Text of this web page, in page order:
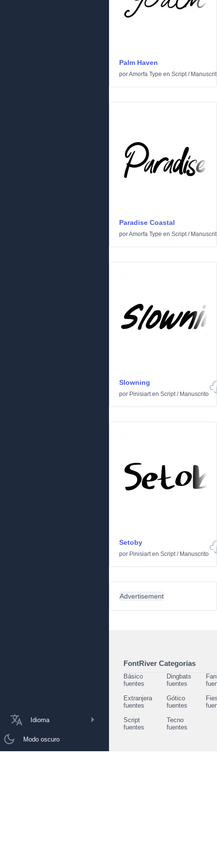
Idioma
Modo oscuro
Palm Haven
porAmorfa Type en Script/
Paradise Coastal
porAmorfa Type en Script/
Slowning
por Pinisiarten Script/ Manuscrito
Setoby
por Pinisiarten Script/ Manuscrito
Advertisement
FontRiver Categorias
Básico
fuentes
Dingbats
fuentes
Extranjera
fuentes
Gótico
fuentes
Script
fuentes
Tecno
fuentes